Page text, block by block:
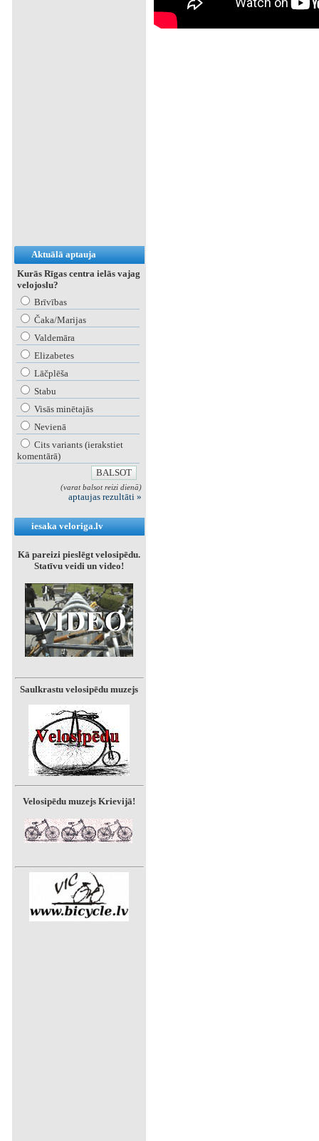
Aktuālā aptauja
Kurās Rīgas centra ielās vajag
velojoslu?
Brīvības
Čaka/Marijas
Valdemāra
Elizabetes
Lāčplēša
Stabu
Visās minētajās
Nevienā
Cits variants (ierakstiet
komentārā)
(varat balsot reizi dienā)
aptaujas rezultāti »
iesaka veloriga.lv
Kā pareizi pieslēgt velosipēdu.
Statīvu veidi un video!
Saulkrastu velosipēdu muzejs
Velosipēdu muzejs Krievijā!